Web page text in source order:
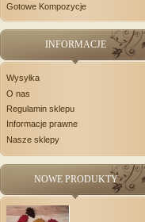
Gotowe Kompozycje
INFORMACJE
Wysyłka
O nas
Regulamin sklepu
Informacje prawne
Nasze sklepy
NOWE PRODUKTY